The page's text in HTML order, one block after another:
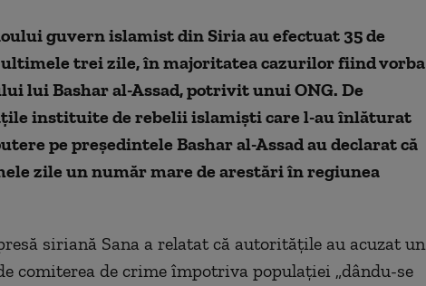
guvern islamist din Siria au efectuat 35 de
trei zile, în majoritatea cazurilor fiind vorba
lui Bashar al-Assad, potrivit unui ONG. De
instituite de rebelii islamişti care l-au înlăturat
pe preşedintele Bashar al-Assad au declarat că
zile un număr mare de arestări în regiunea
siriană Sana a relatat că autorităţile au acuzat un
comiterea de crime împotriva populaţiei „dându-se